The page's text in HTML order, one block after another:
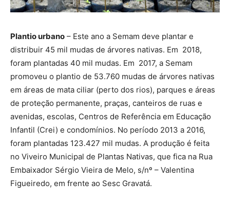
Plantio urbano – Este ano a Semam deve plantar e
distribuir 45 mil mudas de árvores nativas. Em 2018,
foram plantadas 40 mil mudas. Em 2017, a Semam
promoveu o plantio de 53.760 mudas de árvores nativas
em áreas de mata ciliar (perto dos rios), parques e áreas
de proteção permanente, praças, canteiros de ruas e
avenidas, escolas, Centros de Referência em Educação
Infantil (Crei) e condomínios. No período 2013 a 2016,
foram plantadas 123.427 mil mudas. A produção é feita
no Viveiro Municipal de Plantas Nativas, que fica na Rua
Embaixador Sérgio Vieira de Melo, s/nº – Valentina
Figueiredo, em frente ao Sesc Gravatá.